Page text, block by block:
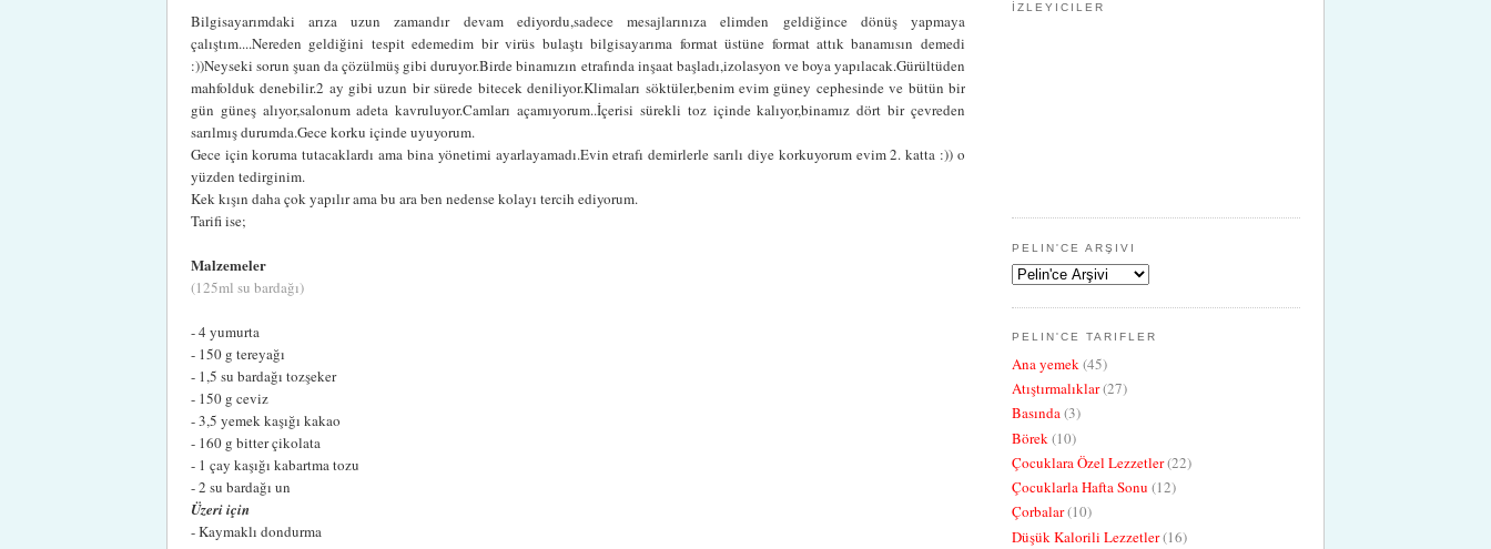
Bilgisayarımdaki arıza uzun zamandır devam ediyordu,sadece mesajlarınıza elimden geldiğince dönüş yapmaya
çalıştım....Nereden geldiğini tespit edemedim bir virüs bulaştı bilgisayarıma format üstüne format attık banamısın demedi
:))Neyseki sorun şuan da çözülmüş gibi duruyor.Birde binamızın etrafında inşaat başladı,izolasyon ve boya yapılacak.Gürültüden
mahfolduk denebilir.2 ay gibi uzun bir sürede bitecek deniliyor.Klimaları söktüler,benim evim güney cephesinde ve bütün bir
gün güneş alıyor,salonum adeta kavruluyor.Camları açamıyorum..İçerisi sürekli toz içinde kalıyor,binamız dört bir çevreden
sarılmış durumda.Gece korku içinde uyuyorum.
Gece için koruma tutacaklardı ama bina yönetimi ayarlayamadı.Evin etrafı demirlerle sarılı diye korkuyorum evim 2. katta :)) o
yüzden tedirginim.
Kek kışın daha çok yapılır ama bu ara ben nedense kolayı tercih ediyorum.
Tarifi ise;
Malzemeler
(125ml su bardağı)
- 4 yumurta
- 150 g tereyağı
- 1,5 su bardağı tozşeker
- 150 g ceviz
- 3,5 yemek kaşığı kakao
- 160 g bitter çikolata
- 1 çay kaşığı kabartma tozu
- 2 su bardağı un
Üzeri için
- Kaymaklı dondurma
İZLEYICILER
PELIN'CE ARŞIVI
PELIN'CE TARIFLER
Ana yemek(45)
Atıştırmalıklar(27)
Basında(3)
Börek(10)
Çocuklara Özel Lezzetler(22)
Çocuklarla Hafta Sonu (12)
Çorbalar(10)
Düşük Kalorili Lezzetler(16)